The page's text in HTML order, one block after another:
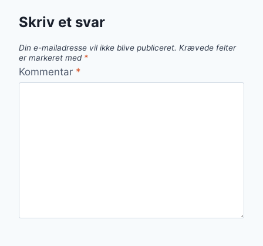
Skriv et svar
Din e-mailadresse vil ikke blive publiceret. Krævede felter
er markeret med *
Kommentar *